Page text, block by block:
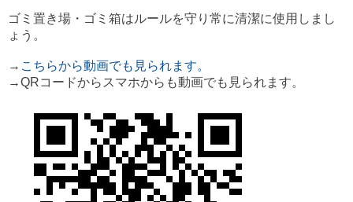
ゴミ置き場・ゴミ箱はルールを守り常に清潔に使用しまし
ょう。
→ こちらから動画でも見られます。
→QRコードからスマホからも動画でも見られます。